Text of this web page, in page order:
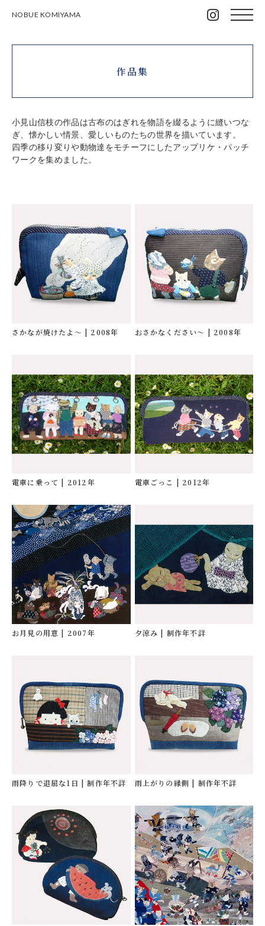
NOBUE KOMIYAMA
作家プロフィール
古布で綴る物語
小見山信枝事務局について
プライバシーポリシー
トップページ
作品集
小見山信枝の作品は古布のはぎれを物語を綴るように縫いつな
ぎ、懐かしい情景、愛しいものたちの世界を描いています。
四季の移り変りや動物達をモチーフにしたアップリケ・パッチ
ワークを集めました。
さかなが焼けたよ〜 | 2008年 おさかなください〜 | 2008年
電車に乗って | 2012年 電車ごっこ | 2012年
お月見の用意 | 2007年 夕涼み | 制作年不詳
雨降りで退屈な1日 | 制作年不詳 雨上がりの縁側 | 制作年不詳